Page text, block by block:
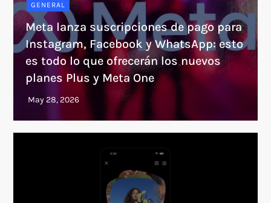
GENERAL
Meta lanza suscripciones de pago para
Instagram, Facebook y WhatsApp: esto
es todo lo que ofrecerán los nuevos
planes Plus y Meta One